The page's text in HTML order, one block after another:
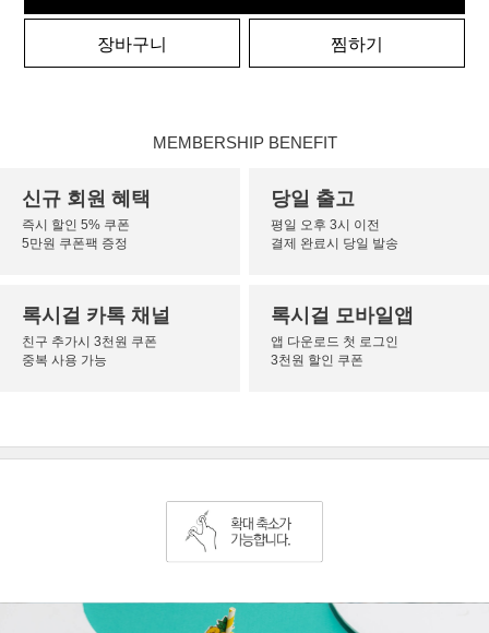
장바구니 찜하기
MEMBERSHIP BENEFIT
신규 회원 혜택
즉시 할인 5% 쿠폰
5만원 쿠폰팩 증정
당일 출고
평일 오후 3시 이전
결제 완료시 당일 발송
록시걸 카톡 채널
친구 추가시 3천원 쿠폰
중복 사용 가능
록시걸 모바일앱
앱 다운로드 첫 로그인
3천원 할인 쿠폰